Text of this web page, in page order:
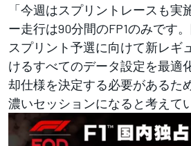
「今週はスプリントレースも実
ー走行は90分間のFP1のみです
スプリント予選に向けて新レギ
けるすべてのデータ設定を最適
却仕様を決定する必要があるた
濃いセッションになると考えて